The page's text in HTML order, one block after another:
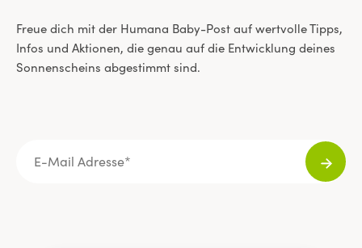
Freue dich mit der Humana Baby-Post auf wertvolle Tipps,
Infos und Aktionen, die genau auf die Entwicklung deines
Sonnenscheins abgestimmt sind.